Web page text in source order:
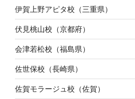
伊賀上野アピタ校（三重県）
伏見桃山校（京都府）
会津若松校（福島県）
佐世保校（長崎県）
佐賀モラージュ校（佐賀）